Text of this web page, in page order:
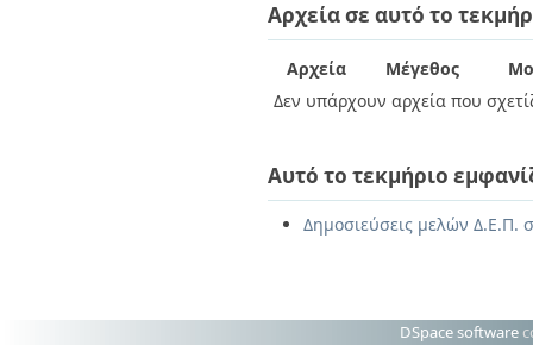
Αρχεία σε αυτό το
Αρχεία Μέγεθος
Δεν υπάρχουν αρχεία που
Αυτό το τεκμήριο
Δημοσιεύσεις μελών Δ.Ε.Π.
DSpace software